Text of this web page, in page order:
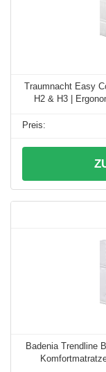
Traumnacht Easy
H2 & H3 |
Badenia Trendline